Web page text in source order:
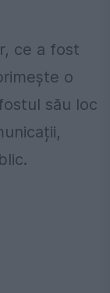
ce a fost
o
său loc